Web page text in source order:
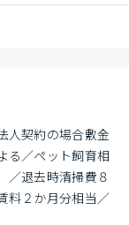
人契約の場合敷金
る／ペット飼育相
／退去時清掃費８
料２か月分相当／